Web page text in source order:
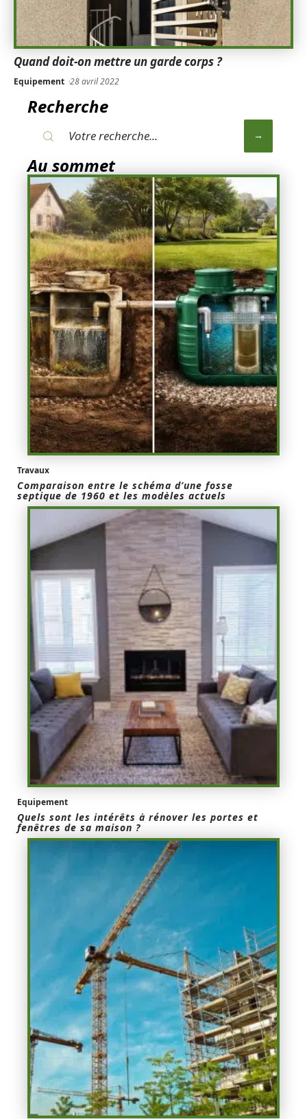
Quand doit-on mettre un garde corps ?
Equipement 28 avril 2022
Recherche
Au sommet
Travaux
Comparaison entre le schéma d’une fosse
septique de 1960 et les modèles actuels
Equipement
Quels sont les intérêts à rénover les portes et
fenêtres de sa maison ?